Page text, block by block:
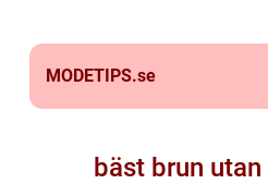
MODETIPS.se
bäst brun